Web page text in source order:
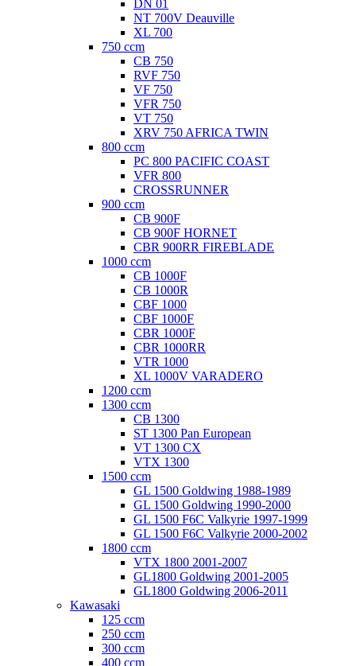
DN 01
NT 700V Deauville
XL 700
750 ccm
CB 750
RVF 750
VF 750
VFR 750
VT 750
XRV 750 AFRICA TWIN
800 ccm
PC 800 PACIFIC COAST
VFR 800
CROSSRUNNER
900 ccm
CB 900F
CB 900F HORNET
CBR 900RR FIREBLADE
1000 ccm
CB 1000F
CB 1000R
CBF 1000
CBF 1000F
CBR 1000F
CBR 1000RR
VTR 1000
XL 1000V VARADERO
1200 ccm
1300 ccm
CB 1300
ST 1300 Pan European
VT 1300 CX
VTX 1300
1500 ccm
GL 1500 Goldwing 1988-1989
GL 1500 Goldwing 1990-2000
GL 1500 F6C Valkyrie 1997-1999
GL 1500 F6C Valkyrie 2000-2002
1800 ccm
VTX 1800 2001-2007
GL1800 Goldwing 2001-2005
GL1800 Goldwing 2006-2011
Kawasaki
125 ccm
250 ccm
300 ccm
400 ccm